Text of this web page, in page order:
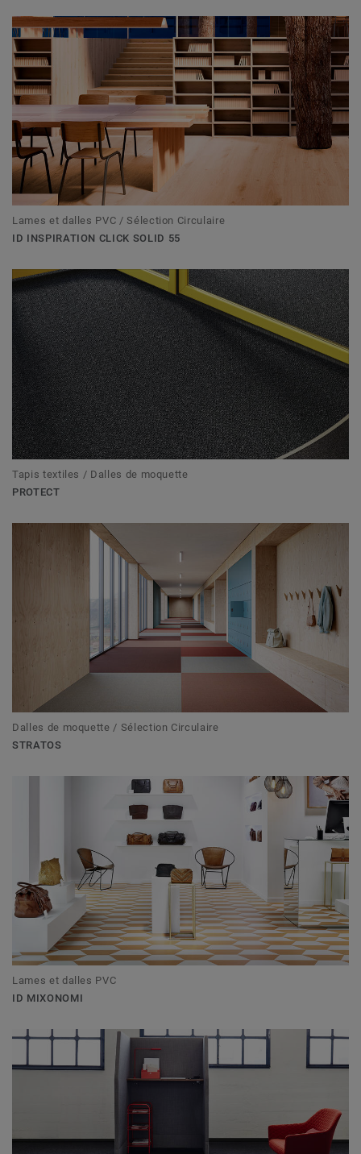
Lames et dalles PVC / Sélection Circulaire
ID INSPIRATION CLICK SOLID 55
Tapis textiles / Dalles de moquette
PROTECT
Dalles de moquette / Sélection Circulaire
STRATOS
Lames et dalles PVC
ID MIXONOMI